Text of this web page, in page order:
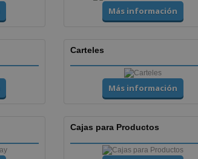
Más información
Carteles
Más información
Cajas para Productos